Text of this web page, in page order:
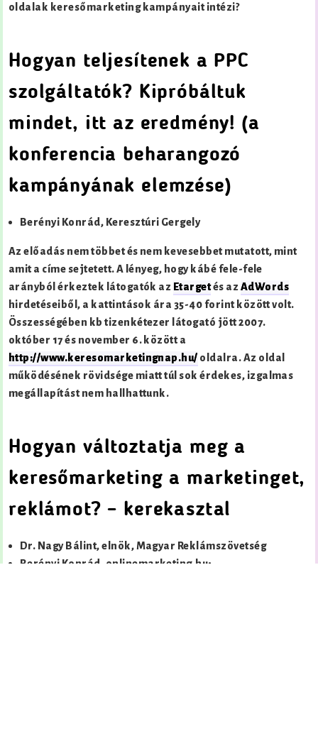
oldalak keresőmarketing kampányait intézi?
Hogyan teljesítenek a PPC
szolgáltatók? Kipróbáltuk
mindet, itt az eredmény! (a
konferencia beharangozó
kampányának elemzése)
Berényi Konrád, Keresztúri Gergely
Az előadás nem többet és nem kevesebbet mutatott, mint
amit a címe sejtetett. A lényeg, hogy kábé fele-fele
arányból érkeztek látogatók az Etargetés az AdWords
hirdetéseiből, a kattintások ára 35-40 forint között volt.
Összességében kb tizenkétezer látogató jött 2007.
október 17 és november 6. között a
http://www.keresomarketingnap.hu/ oldalra. Az oldal
működésének rövidsége miatt túl sok érdekes, izgalmas
megállapítást nem hallhattunk.
Hogyan változtatja meg a
keresőmarketing a marketinget,
reklámot? – kerekasztal
Dr. Nagy Bálint, elnök, Magyar Reklámszövetség
Berényi Konrád, onlinemarketing.hu;